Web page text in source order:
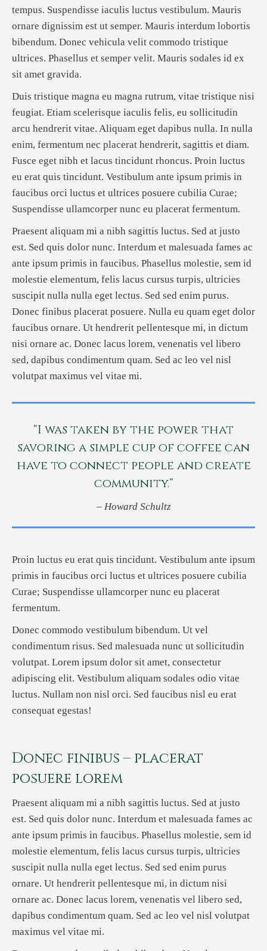
tempus. Suspendisse iaculis luctus vestibulum. Mauris
ornare dignissim est ut semper. Mauris interdum lobortis
bibendum. Donec vehicula velit commodo tristique
ultrices. Phasellus et semper velit. Mauris sodales id ex
sit amet gravida.
Duis tristique magna eu magna rutrum, vitae tristique nisi
feugiat. Etiam scelerisque iaculis felis, eu sollicitudin
arcu hendrerit vitae. Aliquam eget dapibus nulla. In nulla
enim, fermentum nec placerat hendrerit, sagittis et diam.
Fusce eget nibh et lacus tincidunt rhoncus. Proin luctus
eu erat quis tincidunt. Vestibulum ante ipsum primis in
faucibus orci luctus et ultrices posuere cubilia Curae;
Suspendisse ullamcorper nunc eu placerat fermentum.
Praesent aliquam mi a nibh sagittis luctus. Sed at justo
est. Sed quis dolor nunc. Interdum et malesuada fames ac
ante ipsum primis in faucibus. Phasellus molestie, sem id
molestie elementum, felis lacus cursus turpis, ultricies
suscipit nulla nulla eget lectus. Sed sed enim purus.
Donec finibus placerat posuere. Nulla eu quam eget dolor
faucibus ornare. Ut hendrerit pellentesque mi, in dictum
nisi ornare ac. Donec lacus lorem, venenatis vel libero
sed, dapibus condimentum quam. Sed ac leo vel nisl
volutpat maximus vel vitae mi.
“I was taken by the power that
savoring a simple cup of coffee can
have to connect people and create
community.”
– Howard Schultz
Proin luctus eu erat quis tincidunt. Vestibulum ante ipsum
primis in faucibus orci luctus et ultrices posuere cubilia
Curae; Suspendisse ullamcorper nunc eu placerat
fermentum.
Donec commodo vestibulum bibendum. Ut vel
condimentum risus. Sed malesuada nunc ut sollicitudin
volutpat. Lorem ipsum dolor sit amet, consectetur
adipiscing elit. Vestibulum aliquam sodales odio vitae
luctus. Nullam non nisl orci. Sed faucibus nisl eu erat
consequat egestas!
Donec finibus – placerat
posuere lorem
Praesent aliquam mi a nibh sagittis luctus. Sed at justo
est. Sed quis dolor nunc. Interdum et malesuada fames ac
ante ipsum primis in faucibus. Phasellus molestie, sem id
molestie elementum, felis lacus cursus turpis, ultricies
suscipit nulla nulla eget lectus. Sed sed enim purus
ornare. Ut hendrerit pellentesque mi, in dictum nisi
ornare ac. Donec lacus lorem, venenatis vel libero sed,
dapibus condimentum quam. Sed ac leo vel nisl volutpat
maximus vel vitae mi.